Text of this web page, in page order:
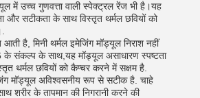
में उच्च गुणवत्ता वाली स्पेक्ट्रल रेंज भी है।यह
और सटीकता के साथ विस्तृत थर्मल छवियों को
है, मिनी थर्मल इमेजिंग मॉड्यूल निराश नहीं
संकल्प के साथ,यह मॉड्यूल असाधारण स्पष्टता
थर्मल छवियों को कैप्चर करने में सक्षम है.
मॉड्यूल अविश्वसनीय रूप से सटीक है. चाहे
शरीर के तापमान की निगरानी करने की